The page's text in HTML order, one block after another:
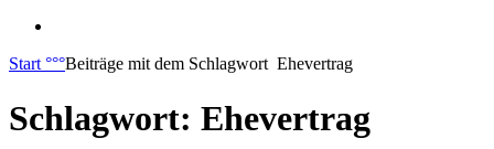
Start °°°Beiträge mit dem Schlagwort Ehevertrag
Schlagwort: Ehevertrag